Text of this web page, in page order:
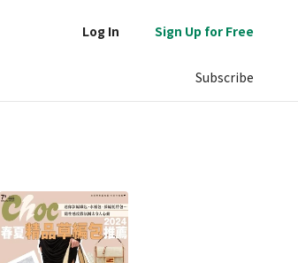
Sign Up for Free
Log In
Subscribe